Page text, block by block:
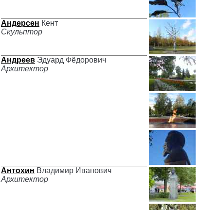
Андерсен Кент
Скульптор
Андреев Эдуард Фёдорович
Архитектор
Антохин Владимир Иванович
Архитектор